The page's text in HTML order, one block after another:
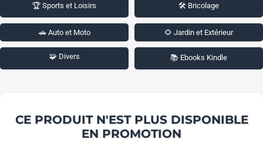
🏆 Sports et Loisirs 🛠️ Bricolage
🚗 Auto et Moto 🌻 Jardin et Extérieur
🧩 Divers 📚 Ebooks Kindle
CE PRODUIT N'EST PLUS DISPONIBLE
EN PROMOTION